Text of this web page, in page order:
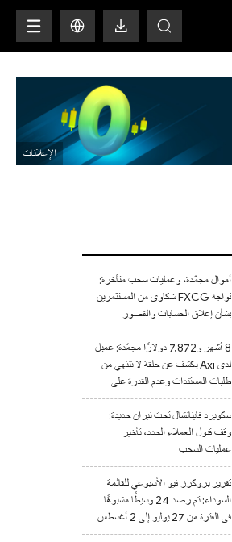
أموال مجمّدة، وعمليات سحب متأخرة:
تواجه FXCG شكاوى من المستثمرين
بشأن إغلاق الحسابات والقصور
التنظيمي
8 أشهر و7,872 دولارًا مجمّدة: عميل
لدى Axi يكشف عن حلقة لا تنتهي من
طلبات المستندات وعدم القدرة على
السحب
سكويرد فاينانشال تحت نيران جديدة:
وقف قبول العملاء الجدد، تأخير
عمليات السحب
تقرير بروكرز فيو الأسبوعي للقائمة
السوداء: تم رصد 24 وسيطًا مشبوهًا
في الفترة من 27 يوليو إلى 2 أغسطس
2026